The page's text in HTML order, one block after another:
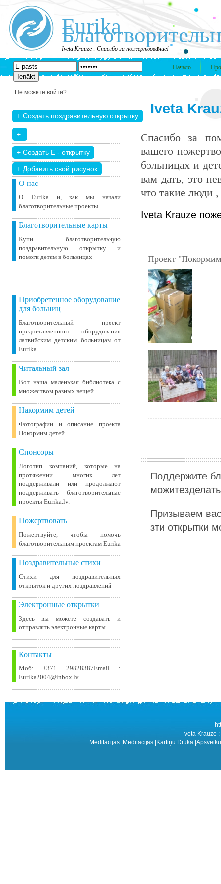
Eurika
Iveta Krauze : Спасибо за пожертвование!
Начало
Не можете войти?
+ Добавить свой ​​рисунок
О нас
О Eurika и, как мы начали
благотворительные проекты
Благотворительные карты
Купи благотворительную
поздравительную открытку и
помоги детям в больницах
Приобретенное оборудование
для больниц
Благотворительный проект
предоставленного оборудования
латвийским детским больницам от
Eurika
Читальный зал
Вот наша маленькая библиотека c
множеством разных вещей
Накормим детей
Фотографии и описание проекта
Покормим детей
Спонсоры
Логотип компаний, которые на
протяжении многих лет
поддерживали или продолжают
поддерживать благотворительные
проекты Eurika.lv.
Пожертвовать
Пожертвуйте, чтобы помочь
благотворительным проектам Eurika
Поздравительные стихи
Стихи для поздравительных
открыток и других поздравлений
Электронные открытки
Здесь вы можете создавать и
отправлять электронные карты
Контакты
Моб: +371 29828387Email :
Eurika2004@inbox.lv
Iveta
Спасибо за
вашего
больницах и
вам дать, это
что такие люди
Iveta Krauze
Проект
Поддержите
Призываем
зти открытки
Iveta Krauze
Meditācijas Meditācijas Kartiņu Druka